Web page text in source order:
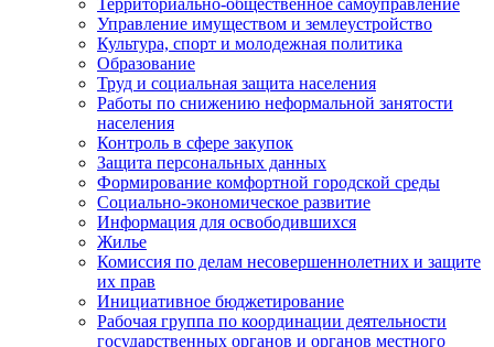
Территориально-общественное самоуправление
Управление имуществом и землеустройство
Культура, спорт и молодежная политика
Образование
Труд и социальная защита населения
Работы по снижению неформальной занятости
населения
Контроль в сфере закупок
Защита персональных данных
Формирование комфортной городской среды
Социально-экономическое развитие
Информация для освободившихся
Жилье
Комиссия по делам несовершеннолетних и защите
их прав
Инициативное бюджетирование
Рабочая группа по координации деятельности
государственных органов и органов местного